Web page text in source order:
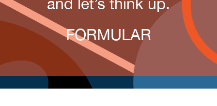
FORMULAR